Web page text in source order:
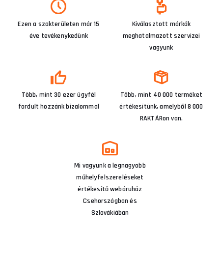
Ezen a szakterületen már 15
éve tevékenykedünk
Kiválasztott márkák
meghatalmazott szervizei
vagyunk
Több, mint 30 ezer ügyfél
fordult hozzánk bizalommal
Több, mint 40 000 terméket
értékesítünk, amelyből 8 000
RAKTÁRon van.
Mi vagyunk a legnagyobb
műhelyfelszereléseket
értékesítő webáruház
Csehországban és
Szlovákiában